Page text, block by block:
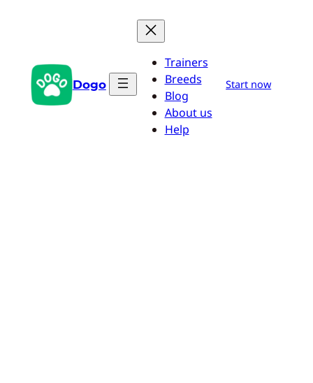
Dogo
Trainers
Breeds
Blog
About us
Help
Start now